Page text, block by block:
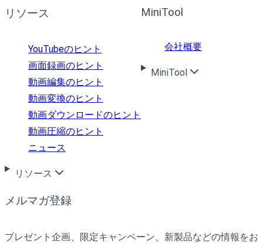
リソース
YouTubeのヒント
画面録画のヒント
動画編集のヒント
動画変換のヒント
動画ダウンロードのヒント
動画圧縮のヒント
ニュース
リソース
MiniTool
会社概要
MiniTool
メルマガ登録
プレゼント企画、限定キャンペーン、新製品などの情報をお